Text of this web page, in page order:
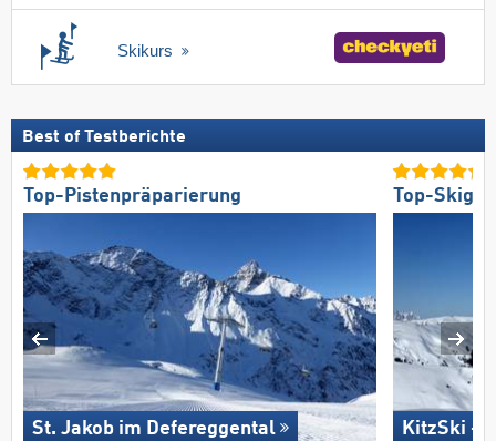
Skikurs
Best of Testberichte
Top-Pistenpräparierung
St. Jakob im Defereggental
Top-
KitzSki –